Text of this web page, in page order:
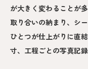
が大きく変わることが
取り合いの納まり、シ
ひとつが仕上がりに直
寸、工程ごとの写真記